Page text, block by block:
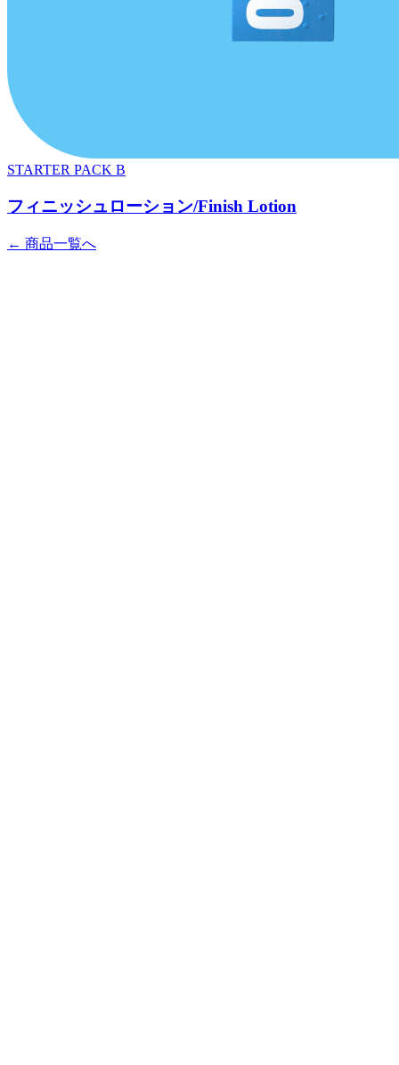
STARTER PACK B
フィニッシュローション/Finish Lotion
← 商品一覧へ